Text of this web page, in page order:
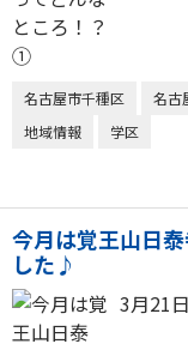
名古屋市千種区 名古
地域情報
学区
今月は覚王山日
した♪
3月21